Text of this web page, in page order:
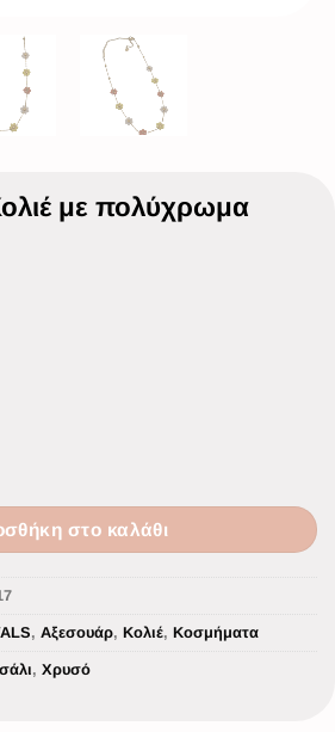
με πολύχρωμα
στο καλάθι
, Αξεσουάρ, Κολιέ, Κοσμήματα
, Χρυσό